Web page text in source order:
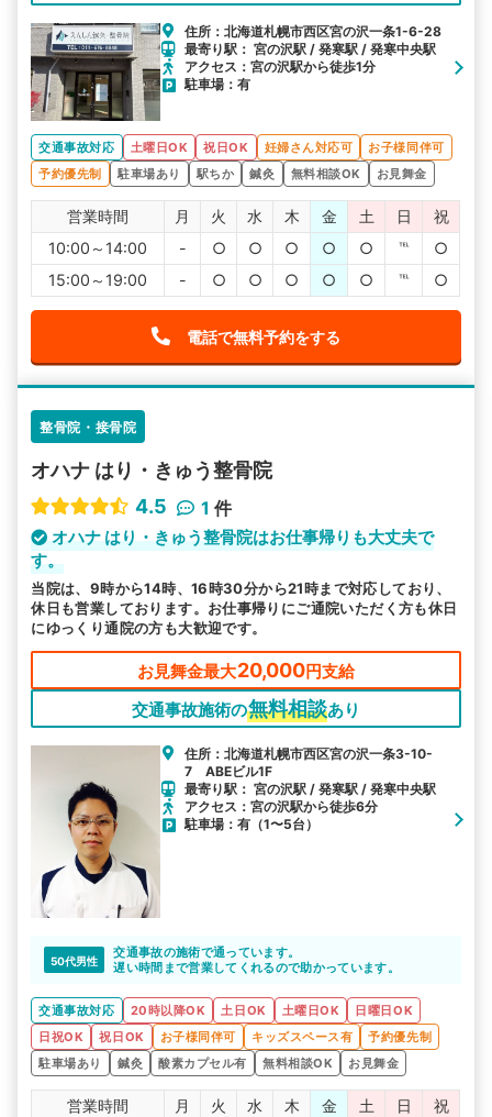
住所：北海道札幌市西区宮の沢一条1-6-28
最寄り駅： 宮の沢駅 / 発寒駅 / 発寒中央駅
アクセス：宮の沢駅から徒歩1分
駐車場：有
交通事故対応 土曜日OK 祝日OK 妊婦さん対応可
お子様同伴可
予約優先制
駐車場あり 駅ちか 鍼灸 無料相談OK お見舞金
営業時間 月 火 水 木 金 土 日
祝
10:00～14:00
- ○ ○ ○ ○ ○ ℡
○
15:00～19:00
- ○ ○ ○ ○ ○ ℡ ○
電話で無料予約をする
整骨院・接骨院
オハナ はり・きゅう整骨院
4.5
1 件
オハナ はり・きゅう整骨院はお仕事帰りも大丈夫で
す。
当院は、9時から14時、16時30分から21時まで対応しており、
休日も営業しております。お仕事帰りにご通院いただく方も休日
にゆっくり通院の方も大歓迎です。
お見舞金最大20,000円支給
交通事故施術の無料相談あり
住所：北海道札幌市西区宮の沢一条3-10-
7 ABEビル1F
最寄り駅： 宮の沢駅 / 発寒駅 / 発寒中央駅
アクセス：宮の沢駅から徒歩6分
駐車場：有（1〜5台）
50代男性
交通事故の施術で通っています。
遅い時間まで営業してくれるので助かっています。
交通事故対応 20時以降OK 土日OK 土曜日OK
日曜日OK
日祝OK
祝日OK お子様同伴可 キッズスペース有
予約優先制
駐車場あり
鍼灸 酸素カプセル有 無料相談OK お見舞金
営業時間 月 火 水 木 金 土 日
祝